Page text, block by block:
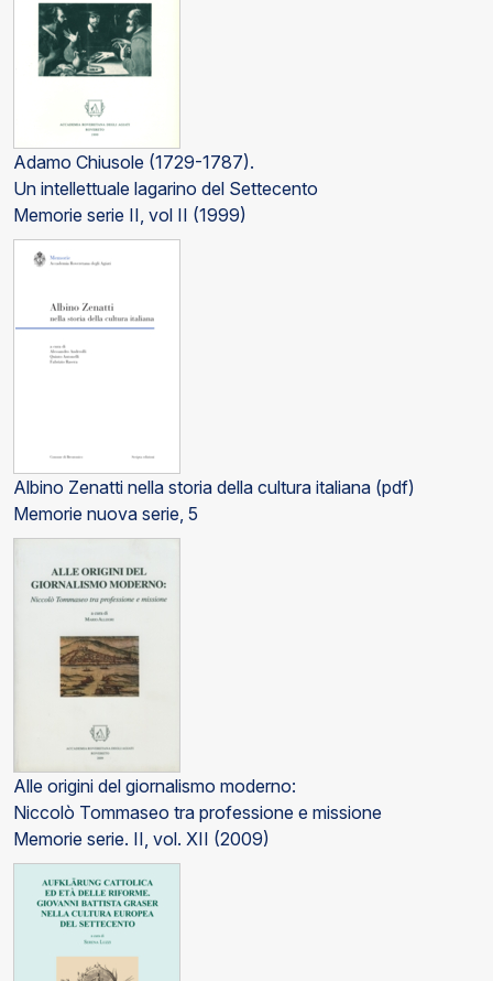
Adamo Chiusole (1729-1787).
Un intellettuale lagarino del Settecento
Memorie serie II, vol II (1999)
Albino Zenatti nella storia della cultura italiana (pdf)
Memorie nuova serie, 5
Alle origini del giornalismo moderno:
Niccolò Tommaseo tra professione e missione
Memorie serie. II, vol. XII (2009)